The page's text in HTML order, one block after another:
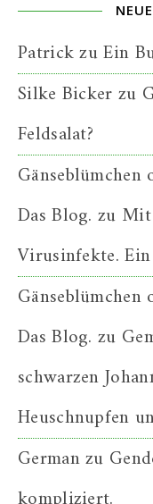
PatrickzuEin
Silke Bickerzu
Feldsalat?
Das Blog. zu
Virusinfekte.
Das Blog. zu
schwarzen
Heuschnupfen
Germanzu